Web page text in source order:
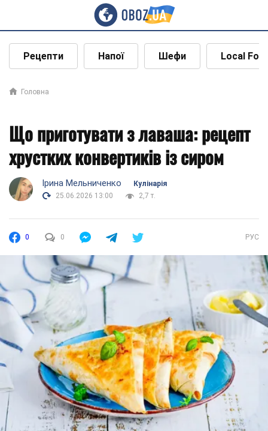
Рецепти Напої Шефи Local
Головна
Що приготувати з лаваша: рецепт
хрустких конвертиків із сиром
Ірина Мельниченко
Кулінарія
25.06.2026 13:00
2,7 т.
0 0 РУС